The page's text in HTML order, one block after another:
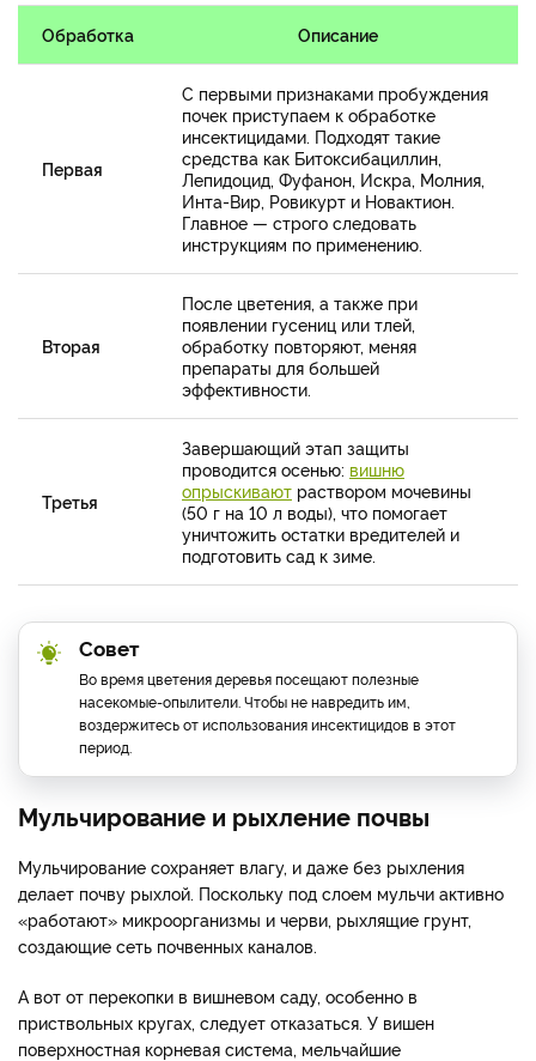
Обработка Описание
Первая
С первыми признаками пробуждения
почек приступаем к обработке
инсектицидами. Подходят такие
средства как Битоксибациллин,
Лепидоцид, Фуфанон, Искра, Молния,
Инта-Вир, Ровикурт и Новактион.
Главное — строго следовать
инструкциям по применению.
Вторая
После цветения, а также при
появлении гусениц или тлей,
обработку повторяют, меняя
препараты для большей
эффективности.
Третья
Завершающий этап защиты
проводится осенью: вишню
опрыскивают раствором мочевины
(50 г на 10 л воды), что помогает
уничтожить остатки вредителей и
подготовить сад к зиме.
Совет
Во время цветения деревья посещают полезные
насекомые-опылители. Чтобы не навредить им,
воздержитесь от использования инсектицидов в этот
период.
Мульчирование и рыхление почвы
Мульчирование сохраняет влагу, и даже без рыхления
делает почву рыхлой. Поскольку под слоем мульчи активно
«работают» микроорганизмы и черви, рыхлящие грунт,
создающие сеть почвенных каналов.
А вот от перекопки в вишневом саду, особенно в
приствольных кругах, следует отказаться. У вишен
поверхностная корневая система, мельчайшие